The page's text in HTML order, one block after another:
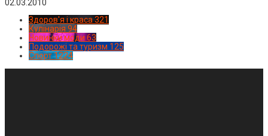
02.03.2010
Здоров'я і краса 321
Кулінарія 94
Новинки моди 63
Подорожі та туризм 125
Спорт1224